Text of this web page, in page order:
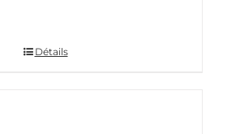
Détails